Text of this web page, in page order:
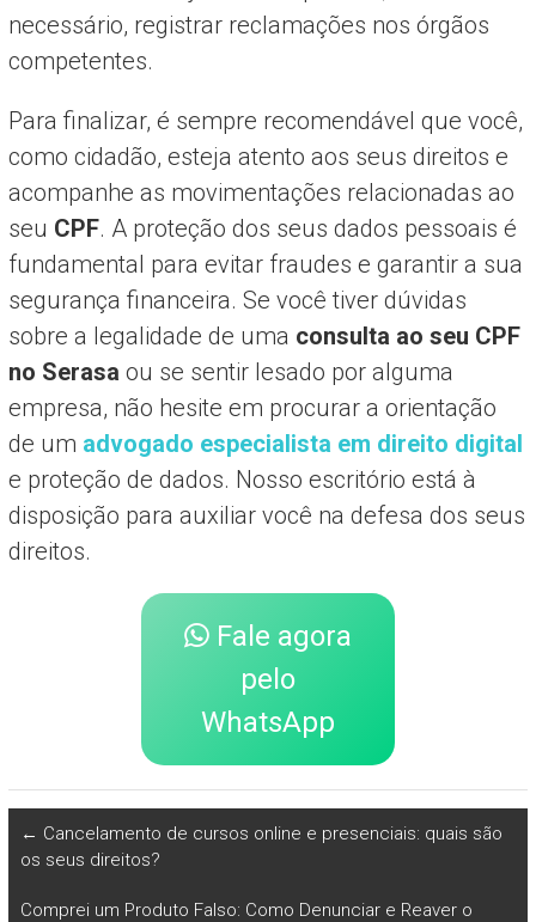
necessário, registrar reclamações nos órgãos
competentes.
Para finalizar, é sempre recomendável que você,
como cidadão, esteja atento aos seus direitos e
acompanhe as movimentações relacionadas ao
seu CPF. A proteção dos seus dados pessoais é
fundamental para evitar fraudes e garantir a sua
segurança financeira. Se você tiver dúvidas
sobre a legalidade de uma consulta ao seu CPF
no Serasa ou se sentir lesado por alguma
empresa, não hesite em procurar a orientação
de um advogado especialista em direito digital
e proteção de dados. Nosso escritório está à
disposição para auxiliar você na defesa dos seus
direitos.
Fale agora
pelo
WhatsApp
← Cancelamento de cursos online e presenciais: quais são
os seus direitos?
Comprei um Produto Falso: Como Denunciar e Reaver o